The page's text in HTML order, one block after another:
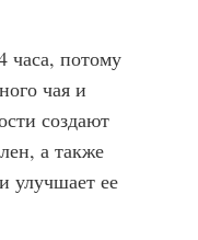
часа, потому
чая и
создают
а также
улучшает ее